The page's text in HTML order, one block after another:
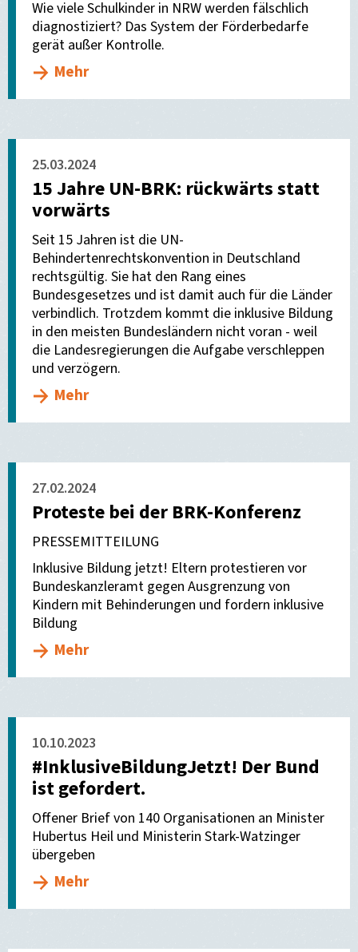
Wie viele Schulkinder in NRW werden fälschlich
diagnostiziert? Das System der Förderbedarfe
gerät außer Kontrolle.
Mehr
25.03.2024
15 Jahre UN-BRK: rückwärts statt
vorwärts
Seit 15 Jahren ist die UN-
Behindertenrechtskonvention in Deutschland
rechtsgültig. Sie hat den Rang eines
Bundesgesetzes und ist damit auch für die Länder
verbindlich. Trotzdem kommt die inklusive Bildung
in den meisten Bundesländern nicht voran - weil
die Landesregierungen die Aufgabe verschleppen
und verzögern.
Mehr
27.02.2024
Proteste bei der BRK-Konferenz
PRESSEMITTEILUNG
Inklusive Bildung jetzt! Eltern protestieren vor
Bundeskanzleramt gegen Ausgrenzung von
Kindern mit Behinderungen und fordern inklusive
Bildung
Mehr
10.10.2023
#InklusiveBildungJetzt! Der Bund
ist gefordert.
Offener Brief von 140 Organisationen an Minister
Hubertus Heil und Ministerin Stark-Watzinger
übergeben
Mehr